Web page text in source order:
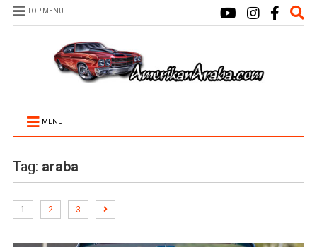
TOP MENU
MENU
Tag: araba
1 2 3